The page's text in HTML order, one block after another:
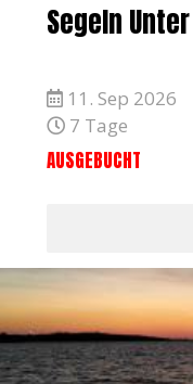
Segeln
11. Sep 2026
7 Tage
AUSGEBUCHT